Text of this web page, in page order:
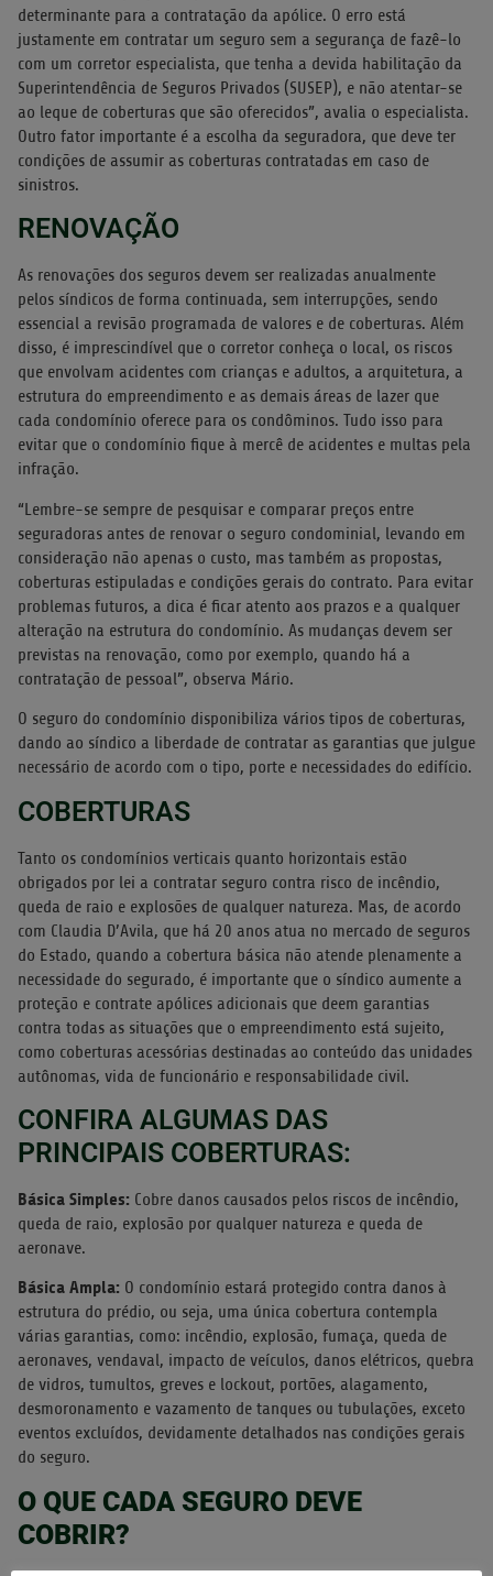
determinante para a contratação da apólice. O erro está
justamente em contratar um seguro sem a segurança de fazê-lo
com um corretor especialista, que tenha a devida habilitação da
Superintendência de Seguros Privados (SUSEP), e não atentar-se
ao leque de coberturas que são oferecidos”, avalia o especialista.
Outro fator importante é a escolha da seguradora, que deve ter
condições de assumir as coberturas contratadas em caso de
sinistros.
RENOVAÇÃO
As renovações dos seguros devem ser realizadas anualmente
pelos síndicos de forma continuada, sem interrupções, sendo
essencial a revisão programada de valores e de coberturas. Além
disso, é imprescindível que o corretor conheça o local, os riscos
que envolvam acidentes com crianças e adultos, a arquitetura, a
estrutura do empreendimento e as demais áreas de lazer que
cada condomínio oferece para os condôminos. Tudo isso para
evitar que o condomínio fique à mercê de acidentes e multas pela
infração.
“Lembre-se sempre de pesquisar e comparar preços entre
seguradoras antes de renovar o seguro condominial, levando em
consideração não apenas o custo, mas também as propostas,
coberturas estipuladas e condições gerais do contrato. Para evitar
problemas futuros, a dica é ficar atento aos prazos e a qualquer
alteração na estrutura do condomínio. As mudanças devem ser
previstas na renovação, como por exemplo, quando há a
contratação de pessoal”, observa Mário.
O seguro do condomínio disponibiliza vários tipos de coberturas,
dando ao síndico a liberdade de contratar as garantias que julgue
necessário de acordo com o tipo, porte e necessidades do edifício.
COBERTURAS
Tanto os condomínios verticais quanto horizontais estão
obrigados por lei a contratar seguro contra risco de incêndio,
queda de raio e explosões de qualquer natureza. Mas, de acordo
com Claudia D’Avila, que há 20 anos atua no mercado de seguros
do Estado, quando a cobertura básica não atende plenamente a
necessidade do segurado, é importante que o síndico aumente a
proteção e contrate apólices adicionais que deem garantias
contra todas as situações que o empreendimento está sujeito,
como coberturas acessórias destinadas ao conteúdo das unidades
autônomas, vida de funcionário e responsabilidade civil.
CONFIRA ALGUMAS DAS
PRINCIPAIS COBERTURAS:
Básica Simples: Cobre danos causados pelos riscos de incêndio,
queda de raio, explosão por qualquer natureza e queda de
aeronave.
Básica Ampla: O condomínio estará protegido contra danos à
estrutura do prédio, ou seja, uma única cobertura contempla
várias garantias, como: incêndio, explosão, fumaça, queda de
aeronaves, vendaval, impacto de veículos, danos elétricos, quebra
de vidros, tumultos, greves e lockout, portões, alagamento,
desmoronamento e vazamento de tanques ou tubulações, exceto
eventos excluídos, devidamente detalhados nas condições gerais
do seguro.
O QUE CADA SEGURO DEVE
COBRIR?